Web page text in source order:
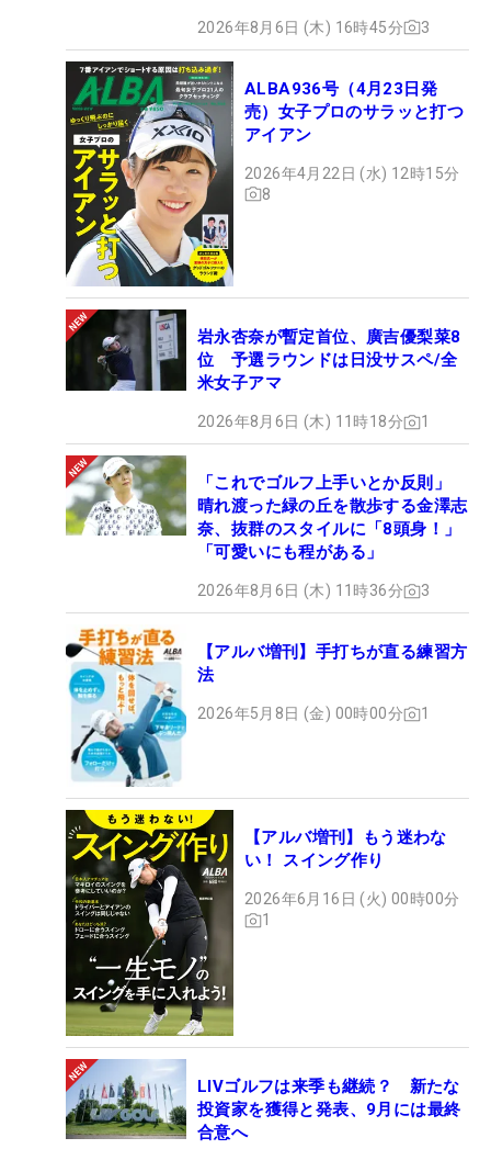
2026年8月6日 (木) 16時45分 3
ALBA936号（4月23日発
売）女子プロのサラッと打つ
アイアン
2026年4月22日 (水) 12時15分
8
岩永杏奈が暫定首位、廣吉優梨菜8
位 予選ラウンドは日没サスペ/全
米女子アマ
2026年8月6日 (木) 11時18分 1
「これでゴルフ上手いとか反則」
晴れ渡った緑の丘を散歩する金澤志
奈、抜群のスタイルに「8頭身！」
「可愛いにも程がある」
2026年8月6日 (木) 11時36分 3
【アルバ増刊】手打ちが直る練習方
法
2026年5月8日 (金) 00時00分 1
【アルバ増刊】もう迷わな
い！ スイング作り
2026年6月16日 (火) 00時00分
1
LIVゴルフは来季も継続？ 新たな
投資家を獲得と発表、9月には最終
合意へ